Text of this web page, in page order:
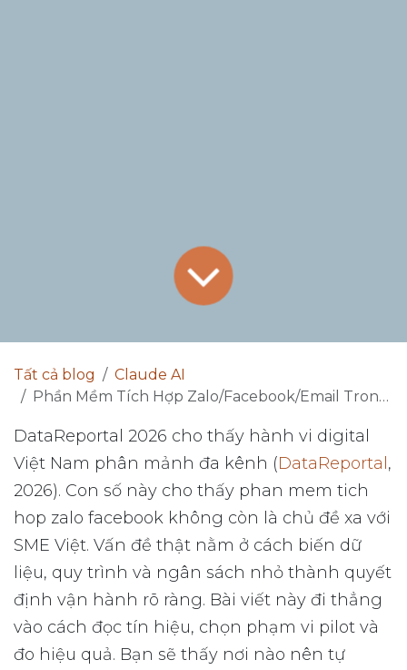
Tất cả blog
Claude AI
Phần Mềm Tích Hợp Zalo/Facebook/Email Trong 1 App: SME Nên Bắt Đầu Từ Đâu Năm 2026?
DataReportal 2026 cho thấy hành vi digital
Việt Nam phân mảnh đa kênh (DataReportal ,
2026). Con số này cho thấy phan mem tich
hop zalo facebook không còn là chủ đề xa với
SME Việt. Vấn đề thật nằm ở cách biến dữ
liệu, quy trình và ngân sách nhỏ thành quyết
định vận hành rõ ràng. Bài viết này đi thẳng
vào cách đọc tín hiệu, chọn phạm vi pilot và
đo hiệu quả. Bạn sẽ thấy nơi nào nên tự